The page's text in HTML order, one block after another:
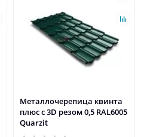
Металлочерепица квинта
плюс c 3D резом 0,5 RAL6005
Quarzit